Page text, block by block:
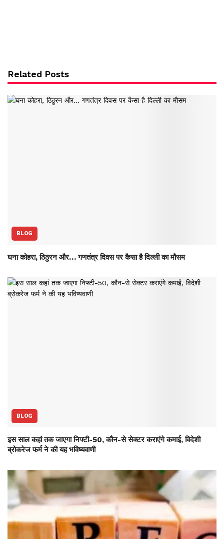
Related Posts
BLOG
घना कोहरा, ठिठुरन और… गणतंत्र दिवस पर कैसा है दिल्ली का मौसम
BLOG
इस साल कहां तक जाएगा निफ्टी-50, कौन-से सेक्‍टर कराएंगे कमाई, विदेशी
ब्रोकरेज फर्म ने की यह भविष्‍यवाणी